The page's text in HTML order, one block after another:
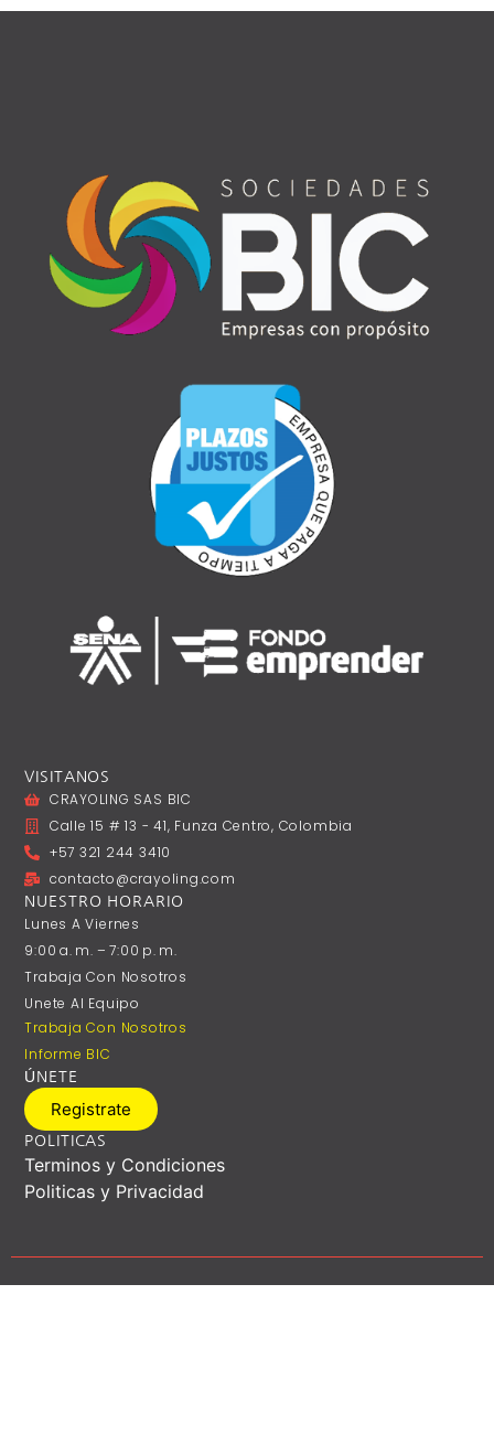
VISITANOS
CRAYOLING SAS BIC
Calle 15 # 13 - 41, Funza Centro, Colombia
+57 321 244 3410
contacto@crayoling.com
NUESTRO HORARIO
Lunes A ‎Viernes
9:00 A. M. – 7:00 P. M.
Trabaja Con Nosotros
Unete Al Equipo
Trabaja Con Nosotros
Informe BIC
ÚNETE
Registrate
POLITICAS
Terminos y Condiciones
Politicas y Privacidad